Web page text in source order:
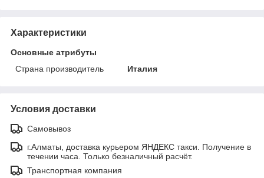
Характеристики
Основные атрибуты
Страна производитель
Италия
Условия доставки
Самовывоз
г.Алматы, доставка курьером ЯНДЕКС такси. Получение в
течении часа. Только безналичный расчёт.
Транспортная компания